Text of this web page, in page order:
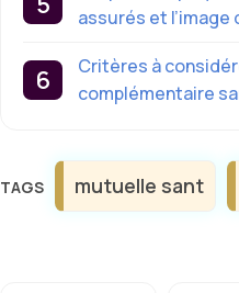
assurés et
Critères à
complémentaire
Étiquettes
mutuelle sant